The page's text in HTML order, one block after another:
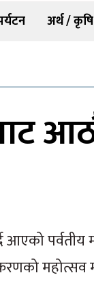
अर्थ / कृषि
पर्वतीय